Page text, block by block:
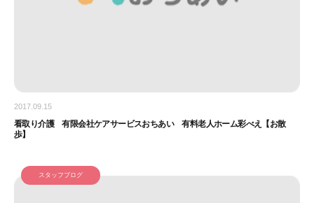
2017.09.15
看取り介護 有限会社ケアサービスおちあい 有料老人ホーム彩べえ【お散
歩】
スタッフブログ